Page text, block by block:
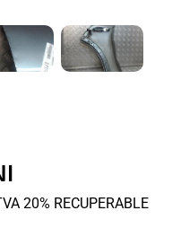
20% RECUPERABLE